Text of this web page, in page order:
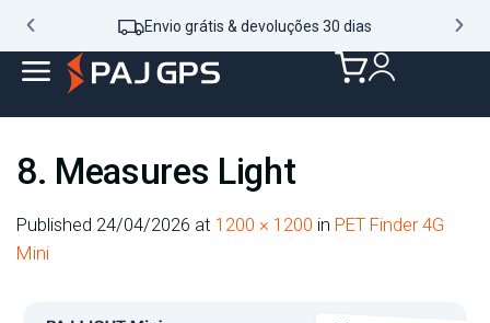
Envio grátis & devoluções 30 dias
8. Measures Light
Published 24/04/2026 at 1200 × 1200 in PET Finder 4G
Mini